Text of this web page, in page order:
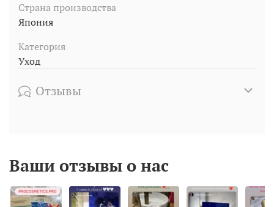
Страна производства
Япония
Категория
Уход
Отзывы
Ваши отзывы о нас